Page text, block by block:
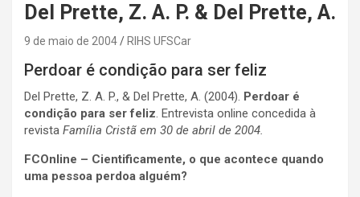
Del Prette, Z. A. P. & Del Prette, A.
9 de maio de 2004 RIHS UFSCar
Perdoar é condição para ser feliz
Del Prette, Z. A. P., & Del Prette, A. (2004). Perdoar é
condição para ser feliz. Entrevista online concedida à
revista Família Cristã em 30 de abril de 2004.
FCOnline – Cientificamente, o que acontece quando
uma pessoa perdoa alguém?